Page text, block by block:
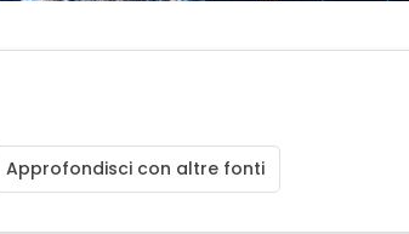
Approfondisci con altre fonti